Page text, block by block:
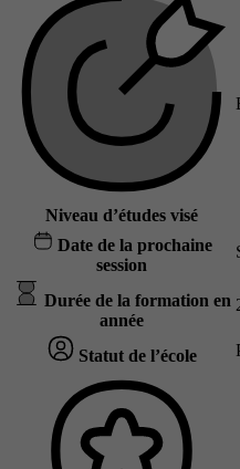
Niveau d’études visé
Date de la prochaine
session
Durée de la formation en
année
Statut de l’école